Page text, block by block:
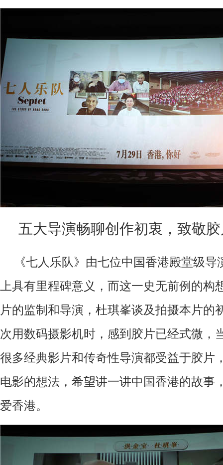
五大导演畅聊创作初衷 ，致敬
《七人乐队》由七位中国香港殿堂级导
上具有里程碑意义，而这一史无前例的构
片的监制和导演，杜琪峯谈及拍摄本片的
次用数码摄影机时，感到胶片已经式微，
很多经典影片和传奇性导演都受益于胶片
电影的想法，希望讲一讲中国香港的故事
爱香港。